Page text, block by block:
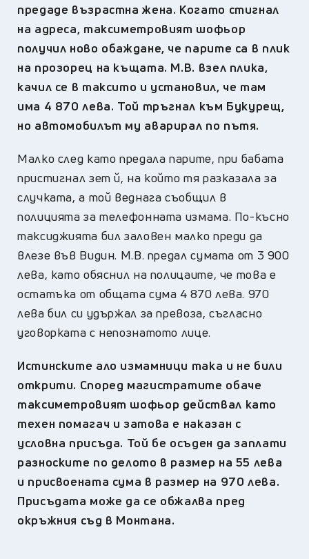
предаде възрастна жена. Когато стигнал
на адреса, таксиметровият шофьор
получил ново обаждане, че парите са в плик
на прозорец на къщата. М.В. взел плика,
качил се в таксито и установил, че там
има 4 870 лева. Той тръгнал към Букурещ,
но автомобилът му аварирал по пътя.
Малко след като предала парите, при бабата
пристигнал зет й, на който тя разказала за
случката, а той веднага съобщил в
полицията за телефонната измама. По-късно
таксиджията бил заловен малко преди да
влезе във Видин. М.В. предал сумата от 3 900
лева, като обяснил на полицаите, че това е
остатъка от общата сума 4 870 лева. 970
лева бил си удържал за превоза, съгласно
уговорката с непознатото лице.
Истинските ало измамници така и не били
открити. Според магистратите обаче
таксиметровият шофьор действал като
техен помагач и затова е наказан с
условна присъда. Той бе осъден да заплати
разноските по делото в размер на 55 лева
и присвоената сума в размер на 970 лева.
Присъдата може да се обжалва пред
окръжния съд в Монтана.